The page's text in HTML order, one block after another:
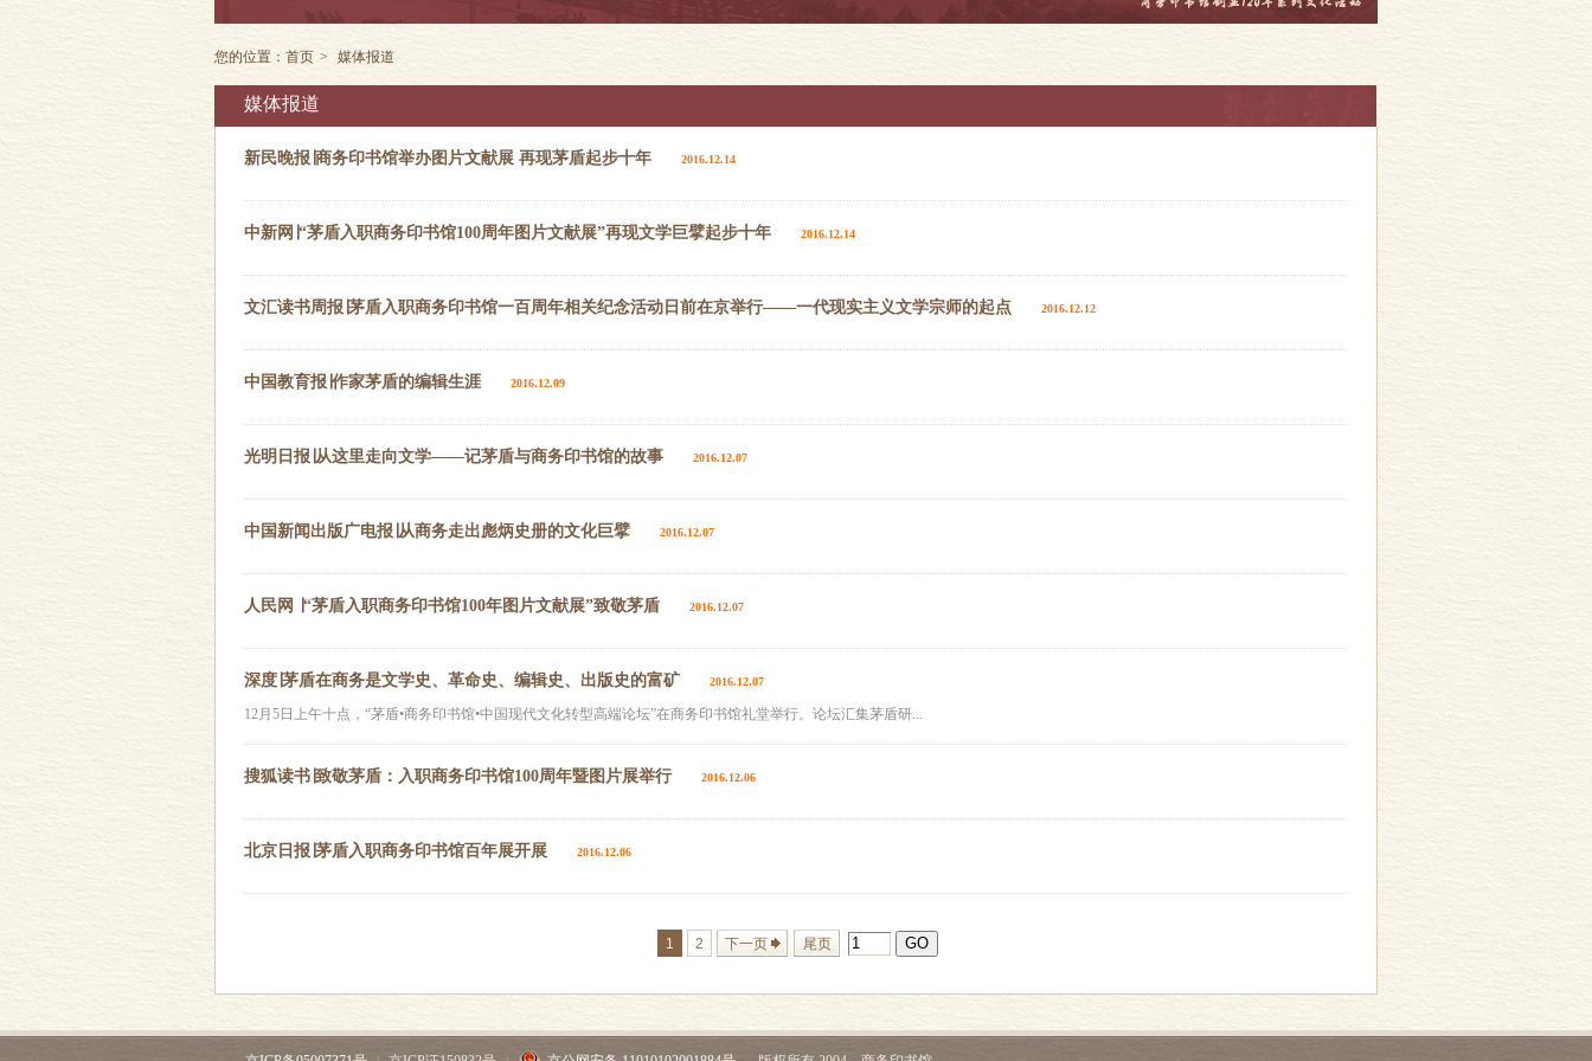
您的位置： 首页 > 媒体报道
媒体报道
新民晚报∣商务印书馆举办图片文献展 再现茅盾起步十年 2016.12.14
中新网∣“茅盾入职商务印书馆100周年图片文献展”再现文学巨擘起步十年 2016.12.14
文汇读书周报∣茅盾入职商务印书馆一百周年相关纪念活动日前在京举行——一代现实主义文学宗师的起点 2016.12.12
中国教育报∣作家茅盾的编辑生涯 2016.12.09
光明日报∣从这里走向文学——记茅盾与商务印书馆的故事 2016.12.07
中国新闻出版广电报∣从商务走出彪炳史册的文化巨擘 2016.12.07
人民网 ∣“茅盾入职商务印书馆100年图片文献展”致敬茅盾 2016.12.07
深度∣茅盾在商务是文学史、革命史、编辑史、出版史的富矿 2016.12.07
12月5日上午十点，“茅盾•商务印书馆•中国现代文化转型高端论坛”在商务印书馆礼堂举行。论坛汇集茅盾研...
搜狐读书∣致敬茅盾：入职商务印书馆100周年暨图片展举行 2016.12.06
北京日报∣茅盾入职商务印书馆百年展开展 2016.12.06
1 2 下一页 尾页